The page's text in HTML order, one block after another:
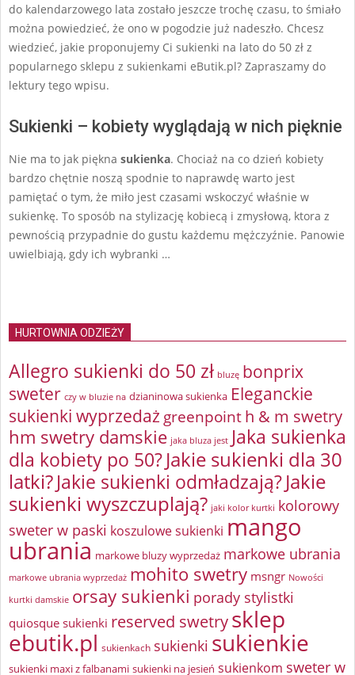
do kalendarzowego lata zostało jeszcze trochę czasu, to śmiało
można powiedzieć, że ono w pogodzie już nadeszło. Chcesz
wiedzieć, jakie proponujemy Ci sukienki na lato do 50 zł z
popularnego sklepu z sukienkami eButik.pl? Zapraszamy do
lektury tego wpisu.
Sukienki – kobiety wyglądają w nich pięknie
Nie ma to jak piękna sukienka. Chociaż na co dzień kobiety
bardzo chętnie noszą spodnie to naprawdę warto jest
pamiętać o tym, że miło jest czasami wskoczyć właśnie w
sukienkę. To sposób na stylizację kobiecą i zmysłową, ktora z
pewnością przypadnie do gustu każdemu mężczyźnie. Panowie
uwielbiają, gdy ich wybranki …
HURTOWNIA ODZIEŻY
Allegro sukienki do 50 zł bluzę bonprix
sweter czy w bluzie na dzianinowa sukienka Eleganckie
sukienki wyprzedaż greenpointh & m swetry
hm swetry damskie jaka bluza jest Jaka sukienka
dla kobiety po 50?Jakie sukienki dla 30
latki?Jakie sukienki odmładzają?Jakie
sukienki wyszczuplają? jaki kolor kurtki kolorowy
sweter w paski koszulowe sukienki mango
ubrania markowe bluzy wyprzedaż markowe ubrania
markowe ubrania wyprzedaż mohito swetry msngr Nowości
kurtki damskie orsay sukienki porady stylistki
quiosque sukienki reserved swetrysklep
ebutik.pl sukienkach sukienki sukienkie
sukienki maxi z falbanami sukienki na jesień sukienkom sweter w